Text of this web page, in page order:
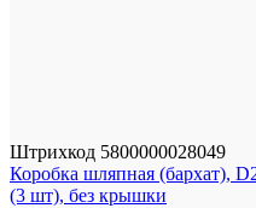
Штрихкод 5800000028049
Коробка шляпная (бархат),
(3 шт), без крышки